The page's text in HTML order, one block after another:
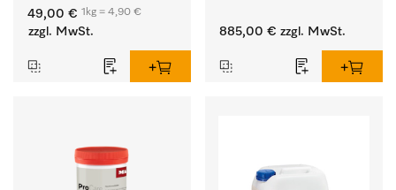
und farbechter
Buntwäsche.
49,00 € 1kg = 4,90 €
zzgl. MwSt.
Waschmaschine und
885,00 € zzgl. MwSt.